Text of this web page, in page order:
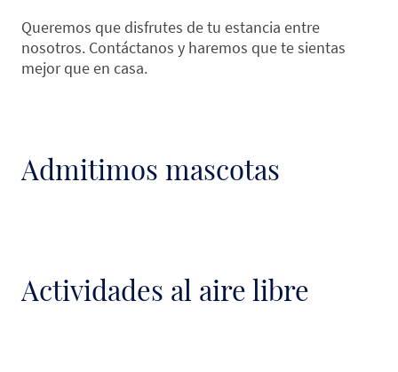
Queremos que disfrutes de tu estancia entre
nosotros. Contáctanos y haremos que te sientas
mejor que en casa.
Admitimos mascotas
Actividades al aire libre